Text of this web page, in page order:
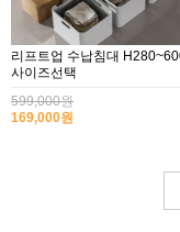
리프트업 수납침대
사이즈선택
599,000원
169,000원